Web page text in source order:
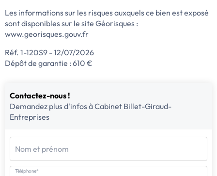
Les informations sur les risques auxquels ce bien est exposé
sont disponibles sur le site Géorisques :
www.georisques.gouv.fr
Réf. 1-120S9 - 12/07/2026
Dépôt de garantie : 610 €
Contactez-nous !
Demandez plus d'infos à Cabinet Billet-Giraud-
Entreprises
Nom et prénom
Téléphone*